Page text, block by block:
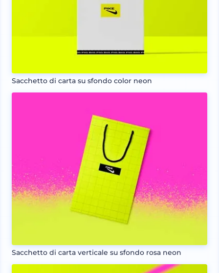
Sacchetto di carta su sfondo color neon
Sacchetto di carta verticale su sfondo rosa neon